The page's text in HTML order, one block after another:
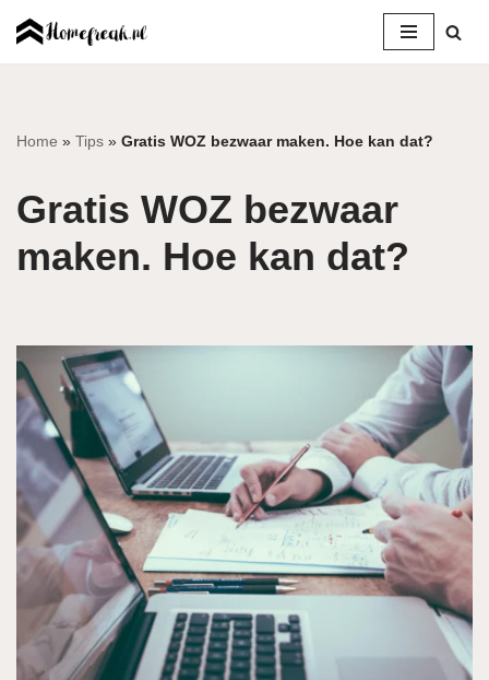
inhoud
Home » Tips » Gratis WOZ bezwaar maken. Hoe kan dat?
Gratis WOZ bezwaar
maken. Hoe kan dat?